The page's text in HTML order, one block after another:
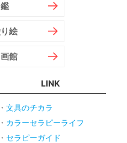
絵
館
LINK
文具のチカラ
カラーセラピーライフ
セラピーガイド